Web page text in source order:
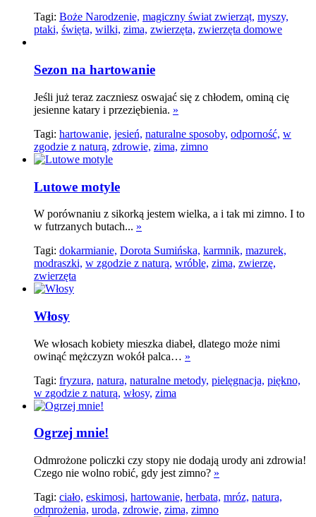
Tagi: Boże Narodzenie, magiczny świat zwierząt, myszy,
ptaki, święta, wilki, zima, zwierzęta, zwierzęta domowe
Sezon na hartowanie
Jeśli już teraz zaczniesz oswajać się z chłodem, ominą cię
jesienne katary i przeziębienia. »
Tagi: hartowanie, jesień, naturalne sposoby, odporność, w
zgodzie z naturą, zdrowie, zima, zimno
Lutowe motyle
W porównaniu z sikorką jestem wielka, a i tak mi zimno. I to
w futrzanych butach... »
Tagi: dokarmianie, Dorota Sumińska, karmnik, mazurek,
modraszki, w zgodzie z naturą, wróble, zima, zwierzę,
zwierzęta
Włosy
We włosach kobiety mieszka diabeł, dlatego może nimi
owinąć mężczyzn wokół palca… »
Tagi: fryzura, natura, naturalne metody, pielęgnacja, piękno,
w zgodzie z naturą, włosy, zima
Ogrzej mnie!
Odmrożone policzki czy stopy nie dodają urody ani zdrowia!
Czego nie wolno robić, gdy jest zimno? »
Tagi: ciało, eskimosi, hartowanie, herbata, mróz, natura,
odmrożenia, uroda, zdrowie, zima, zimno